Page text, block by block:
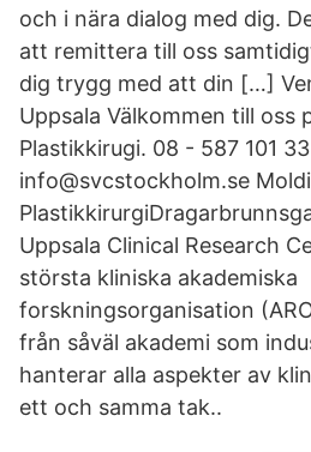
och i nära dialog med dig.
att remittera till oss
dig trygg med att din […]
Uppsala Välkommen till oss
Plastikkirugi. 08 - 587 101
info@svcstockholm.se
Uppsala Clinical Research
största kliniska akademiska
forskningsorganisation
från såväl akademi som
hanterar alla aspekter av
ett och samma tak..